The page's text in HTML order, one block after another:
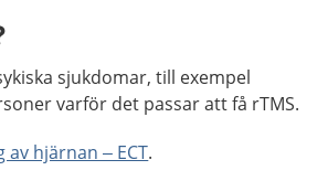
sjukdomar, till exempel
varför det passar att få rTMS.
av hjärnan – ECT.